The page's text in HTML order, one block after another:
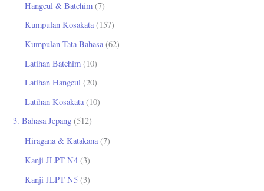
Hangeul & Batchim (7)
Kumpulan Kosakata(157)
Kumpulan Tata Bahasa(62)
Latihan Batchim (10)
Latihan Hangeul (20)
Latihan Kosakata (10)
3. Bahasa Jepang (512)
Hiragana & Katakana(7)
Kanji JLPT N4 (3)
Kanji JLPT N5 (3)